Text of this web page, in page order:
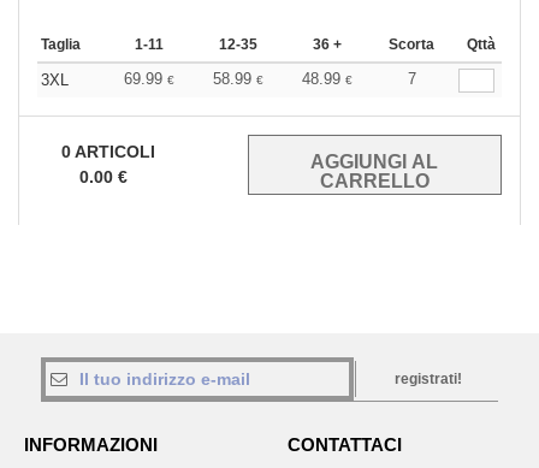
Taglia 1-11 12-35 36 + Scorta Qttà
3XL 69.99 € 58.99 € 48.99 € 7
0ARTICOLI
0.00 €
registrati!
INFORMAZIONI CONTATTACI